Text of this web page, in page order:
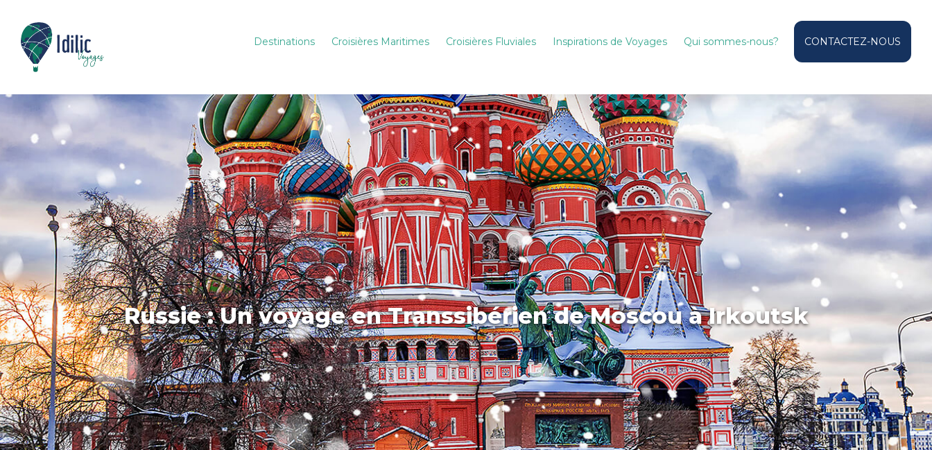
Destinations Croisières Maritimes Croisières Fluviales Inspirations de Voyages Qui sommes-nous? CONTACTEZ-NOUS
Russie : Un voyage en Transsibérien de Moscou à Irkoutsk